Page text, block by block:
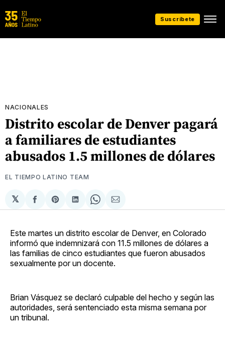
Suscríbete
NACIONALES
Distrito escolar de Denver pagará
a familiares de estudiantes
abusados 1.5 millones de dólares
EL TIEMPO LATINO TEAM
𝕏
Compartir
en
Share
on
Compartir
en
Share
on
Compartir
via
Este martes un distrito escolar de Denver, en Colorado
informó que indemnizará con 11.5 millones de dólares a
las familias de cinco estudiantes que fueron abusados
sexualmente por un docente.
Brian Vásquez se declaró culpable del hecho y según las
autoridades, será sentenciado esta misma semana por
un tribunal.